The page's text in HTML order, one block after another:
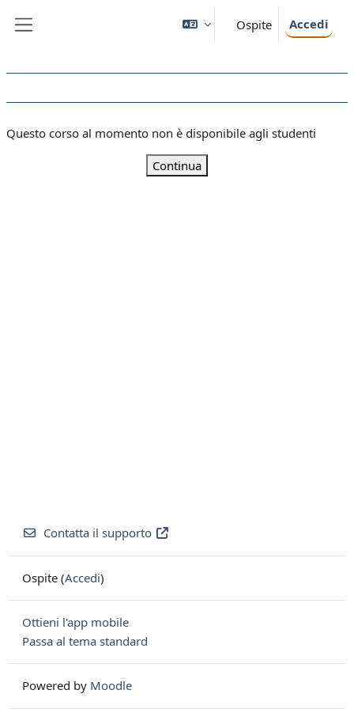
Ospite Accedi
Questo corso al momento non è disponibile agli studenti
Continua
Contatta il supporto
Ospite (Accedi)
Ottieni l'app mobile
Passa al tema standard
Powered by Moodle